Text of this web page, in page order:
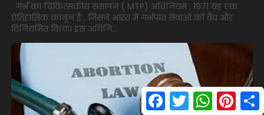
गर्भ का चिकित्सकीय समापन ( MTP) अधिनियम , 1971 यह एक
ऐतिहासिक कानून है , जिसने भारत में गर्भपात सेवाओं को वैध और
विनियमित किया। इस अधिनि...
a
T
w
W
h